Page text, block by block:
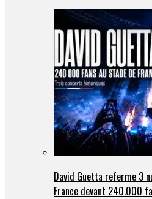
David Guetta referme 3
France devant 240.000